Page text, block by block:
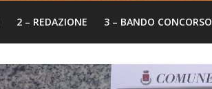
2 – REDAZIONE 3 – BANDO CONCORSO